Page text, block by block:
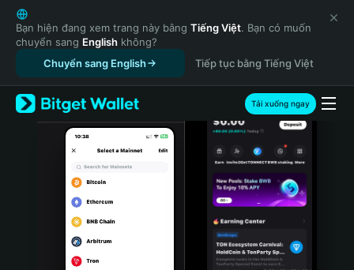
English
日本語
Tiếng Việt
Русский
Español (Latinoamérica)
Türkçe
Italiano
Português (Portugal)
Bahasa Indonesia
Bạn hiện đang xem trang này bằng Tiếng Việt. Bạn có muốn
chuyển sang English không?
Chuyển sang English
Tiếp tục bằng Tiếng Việt
Tải xuống ngay